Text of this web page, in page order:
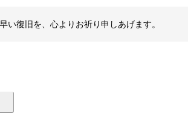
復旧を、心よりお祈り申しあげます。